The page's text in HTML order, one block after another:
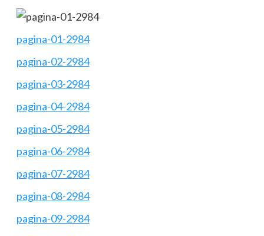
pagina-01-2984
pagina-02-2984
pagina-03-2984
pagina-04-2984
pagina-05-2984
pagina-06-2984
pagina-07-2984
pagina-08-2984
pagina-09-2984